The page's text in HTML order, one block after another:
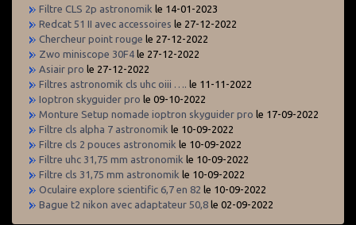
Filtre CLS 2p astronomik le 14-01-2023
Redcat 51 II avec accessoires le 27-12-2022
Chercheur point rouge le 27-12-2022
Zwo miniscope 30F4 le 27-12-2022
Asiair pro le 27-12-2022
Filtres astronomik cls uhc oiii ….
le 11-11-2022
Ioptron skyguider pro le 09-10-2022
Monture Setup nomade ioptron skyguider pro le 17-09-2022
Filtre cls alpha 7 astronomik le 10-09-2022
Filtre cls 2 pouces astronomik le 10-09-2022
Filtre uhc 31,75 mm astronomik le 10-09-2022
Filtre cls 31,75 mm astronomik le 10-09-2022
Oculaire explore scientific 6,7 en 82 le 10-09-2022
Bague t2 nikon avec adaptateur 50,8 le 02-09-2022